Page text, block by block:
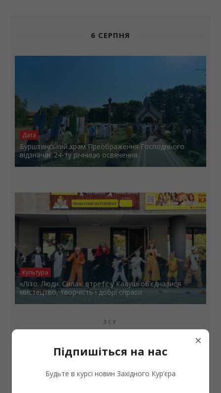
6 СЕРПНЯ
Дата
Бурштинський храм Преображення Господнього
відзначає 24-ту річницю освячення
Культура
«Літо. Люди. Сила»: втретє у Калуші об’єдналися
мистецтво, творчість і добрі справи
ЗСУ
На Прикарпатті патрульні перевіряють готовність
×
Підпишіться на нас
Будьте в курсі новин Західного Кур’єра